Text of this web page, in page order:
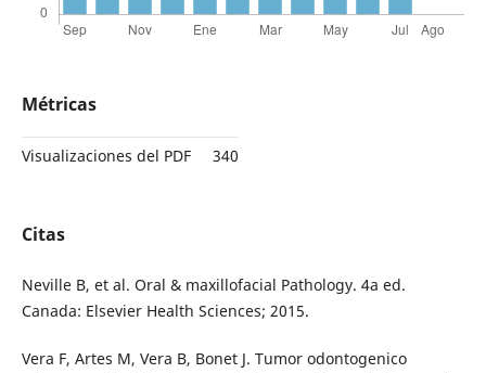
Métricas
Visualizaciones del PDF 340
Citas
Neville B, et al. Oral & maxillofacial Pathology. 4a ed.
Canada: Elsevier Health Sciences; 2015.
Vera F, Artes M, Vera B, Bonet J. Tumor odontogenico